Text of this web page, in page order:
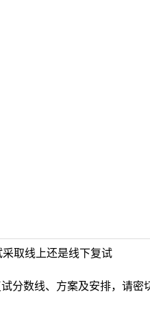
取线上还是线下复试
分数线、方案及安排，请密